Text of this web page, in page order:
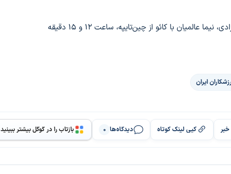
عالمیان با کائو از چین‌تایپه، ساعت ۱۲ و ۱۵ دقیقه
ایران
کپی لینک کوتاه دیدگاه‌ها 0 بازتاب را در گوگل بیشتر ببینید